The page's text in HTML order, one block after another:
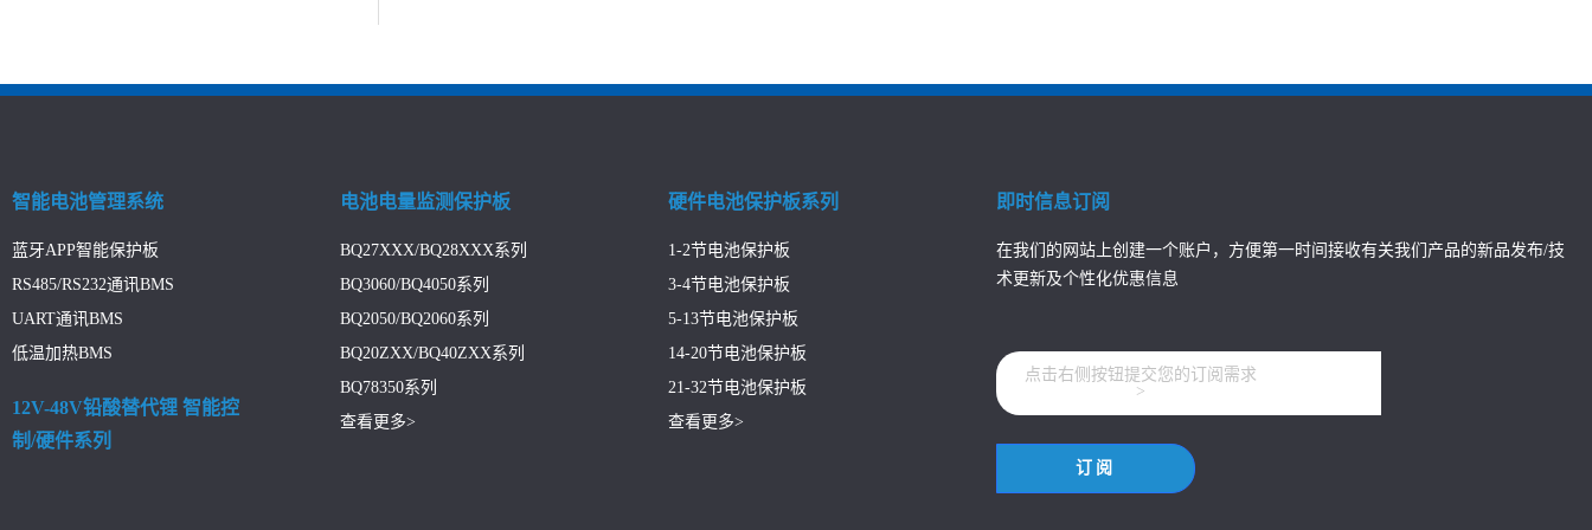
智能电池管理系统
蓝牙APP智能保护板
RS485/RS232通讯BMS
UART通讯BMS
低温加热BMS
12V-48V铅酸替代锂 智能控
制/硬件系列
电池电量监测保护板
BQ27XXX/BQ28XXX系列
BQ3060/BQ4050系列
BQ2050/BQ2060系列
BQ20ZXX/BQ40ZXX系列
BQ78350系列
查看更多>
硬件电池保护板系列
1-2节电池保护板
3-4节电池保护板
5-13节电池保护板
14-20节电池保护板
21-32节电池保护板
查看更多>
即时信息订阅
在我们的网站上创建一个账户，方便第一时间接收有关我们产品的新品发布/技
术更新及个性化优惠信息
点击右侧按钮提交您的订阅需求
>
订阅